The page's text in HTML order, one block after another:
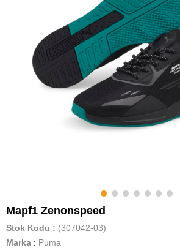
Mapf1 Zenonspeed
Stok Kodu
(307042-03)
Marka : Puma